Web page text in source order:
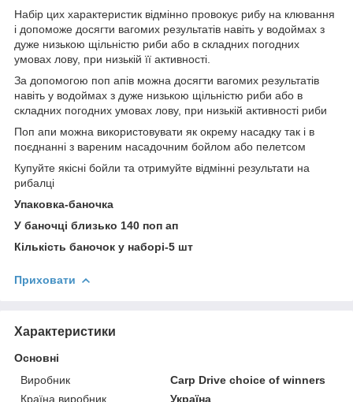
Набір цих характеристик відмінно провокує рибу на клювання
і допоможе досягти вагомих результатів навіть у водоймах з
дуже низькою щільністю риби або в складних погодних
умовах лову, при низькій її активності.
За допомогою поп апів можна досягти вагомих результатів
навіть у водоймах з дуже низькою щільністю риби або в
складних погодних умовах лову, при низькій активності риби
Поп апи можна використовувати як окрему насадку так і в
поєднанні з вареним насадочним бойлом або пелетсом
Купуйте якісні бойли та отримуйте відмінні результати на
рибалці
Упаковка-баночка
У баночці близько 140 поп ап
Кількість баночок у наборі-5 шт
Приховати
Характеристики
Основні
Виробник
Carp Drive choice of winners
Країна виробник
Україна